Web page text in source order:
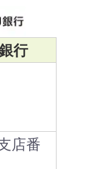
行
店番